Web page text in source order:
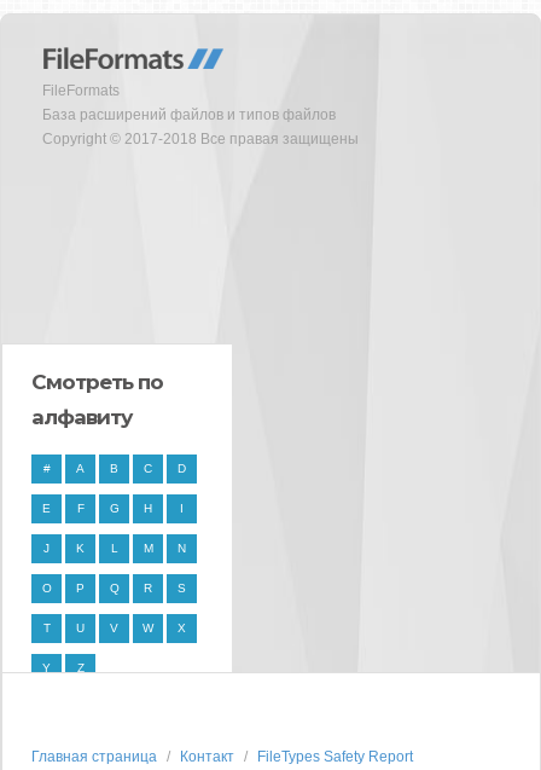
FileFormats
База расширений файлов и типов файлов
Copyright © 2017-2018 Все правая защищены
Смотреть по
алфавиту
# A B C D
E F G H I
J K L M N
O P Q R S
T U V W X
Y Z
Главная страница Контакт FileTypes Safety Report